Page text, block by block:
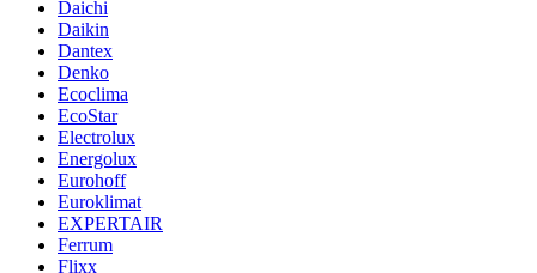
Daichi
Daikin
Dantex
Denko
Ecoclima
EcoStar
Electrolux
Energolux
Eurohoff
Euroklimat
EXPERTAIR
Ferrum
Flixx